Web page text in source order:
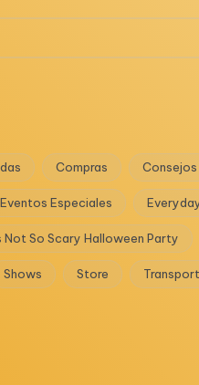
Compras Consejos
Eventos Especiales
Not So Scary Halloween Party
Shows Store